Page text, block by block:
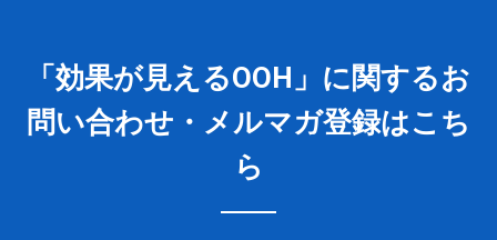
「効果が見えるOOH」に関するお
問い合わせ・メルマガ登録はこち
ら